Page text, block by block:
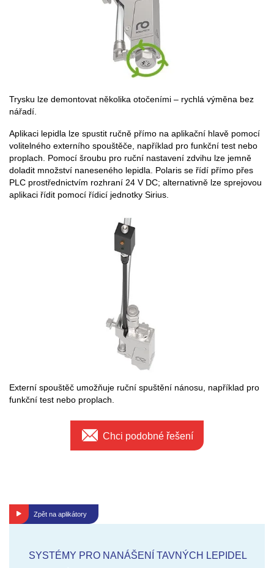
Trysku lze demontovat několika otočeními – rychlá výměna bez
nářadí.
Aplikaci lepidla lze spustit ručně přímo na aplikační hlavě pomocí
volitelného externího spouštěče, například pro funkční test nebo
proplach. Pomocí šroubu pro ruční nastavení zdvihu lze jemně
doladit množství naneseného lepidla. Polaris se řídí přímo přes
PLC prostřednictvím rozhraní 24 V DC; alternativně lze sprejovou
aplikaci řídit pomocí řídicí jednotky Sirius.
Externí spouštěč umožňuje ruční spuštění nánosu, například pro
funkční test nebo proplach.
Chci podobné řešení
Zpět na aplikátory
SYSTÉMY PRO NANÁŠENÍ TAVNÝCH LEPIDEL